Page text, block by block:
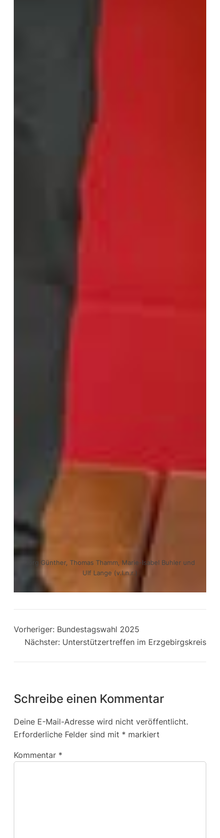
Jörg Günther, Thomas Thamm, Marie-Isabel Buhler und
Ulf Lange (v.l.n.r.)
Vorheriger: Bundestagswahl 2025
Nächster: Unterstützertreffen im Erzgebirgskreis
Schreibe einen Kommentar
Deine E-Mail-Adresse wird nicht veröffentlicht.
Erforderliche Felder sind mit * markiert
Kommentar *